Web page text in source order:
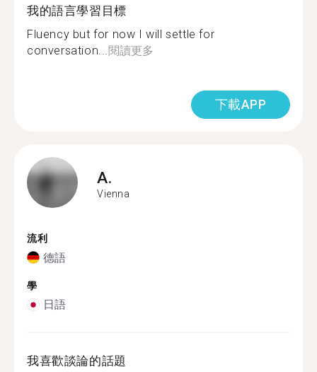
我的語言學習目標
Fluency but for now I will settle for
conversation...閱讀更多
下載APP
A.
Vienna
流利
德語
學
日語
我喜歡談論的話題